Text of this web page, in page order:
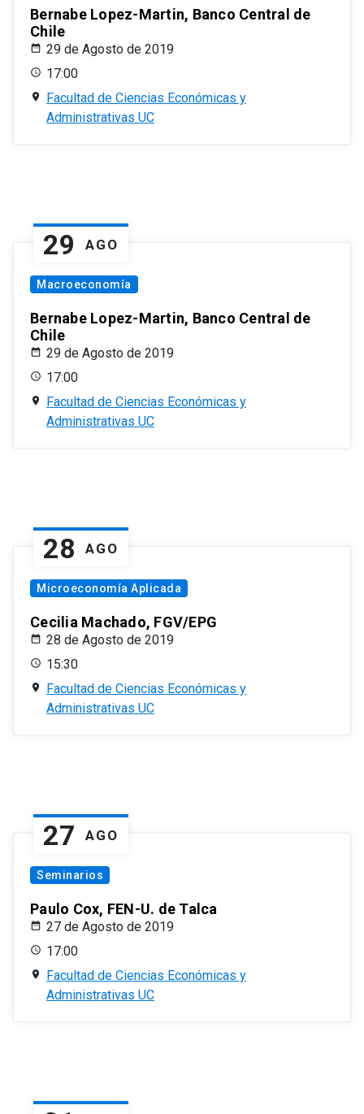
Bernabe Lopez-Martin, Banco Central de
Chile
29 de Agosto de 2019
17:00
Facultad de Ciencias Económicas y
Administrativas UC
29 AGO
Macroeconomía
Bernabe Lopez-Martin, Banco Central de
Chile
29 de Agosto de 2019
17:00
Facultad de Ciencias Económicas y
Administrativas UC
28 AGO
Microeconomía Aplicada
Cecilia Machado, FGV/EPG
28 de Agosto de 2019
15:30
Facultad de Ciencias Económicas y
Administrativas UC
27 AGO
Seminarios
Paulo Cox, FEN-U. de Talca
27 de Agosto de 2019
17:00
Facultad de Ciencias Económicas y
Administrativas UC